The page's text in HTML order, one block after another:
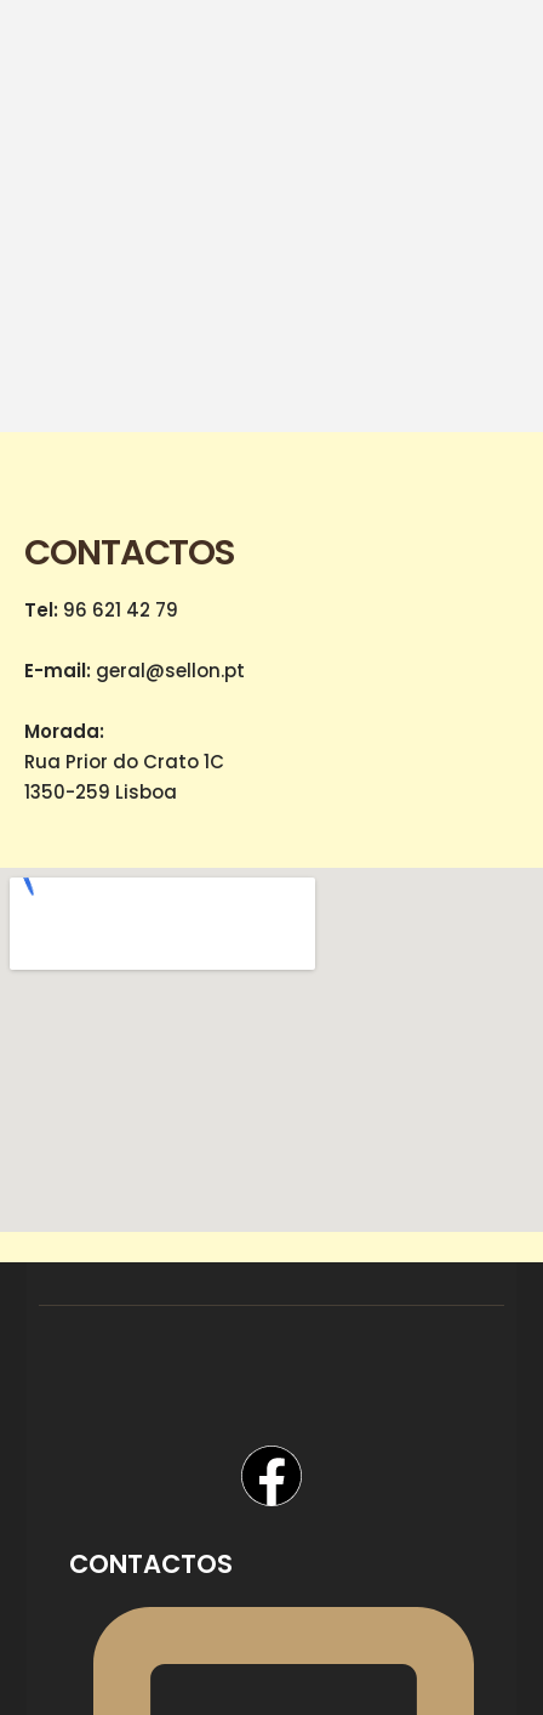
CONTACTOS
Tel: 96 621 42 79
E-mail: geral@sellon.pt
Morada:
Rua Prior do Crato 1C
1350-259 Lisboa
CONTACTOS